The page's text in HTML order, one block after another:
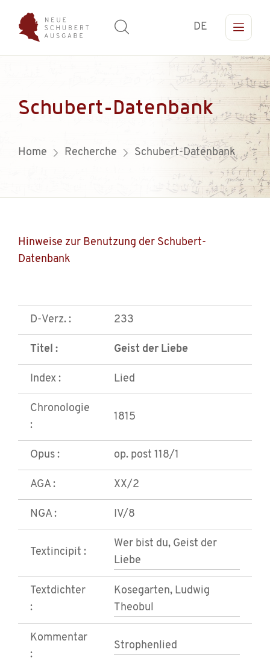
DE
Schubert-Datenbank
Home Recherche Schubert-Datenbank
Hinweise zur Benutzung der Schubert-
Datenbank
D-Verz. : 233
Titel : Geist der Liebe
Index : Lied
Chronologie
:
1815
Opus : op. post 118/1
AGA : XX/2
NGA : IV/8
Textincipit :
Wer bist du, Geist der
Liebe
Textdichter
:
Kosegarten, Ludwig
Theobul
Kommentar
:
Strophenlied